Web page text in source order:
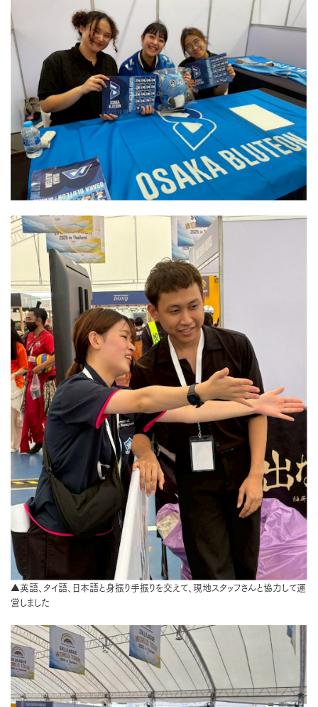
▲英語、タイ語、日本語と身振り手振りを交えて、現地スタッフさんと協力して運
営しました